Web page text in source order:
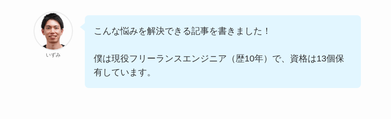
いずみ
こんな悩みを解決できる記事を書きました！
僕は現役フリーランスエンジニア（歴10年）で、資格は13個保
有しています。